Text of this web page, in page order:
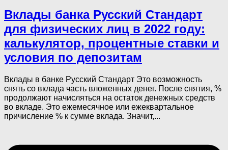
Вклады банка Русский Стандарт
для физических лиц в 2022 году:
калькулятор, процентные ставки и
условия по депозитам
Вклады в банке Русский Стандарт Это возможность
снять со вклада часть вложенных денег. После снятия, %
продолжают начисляться на остаток денежных средств
во вкладе. Это ежемесячное или ежеквартальное
причисление % к сумме вклада. Значит,...